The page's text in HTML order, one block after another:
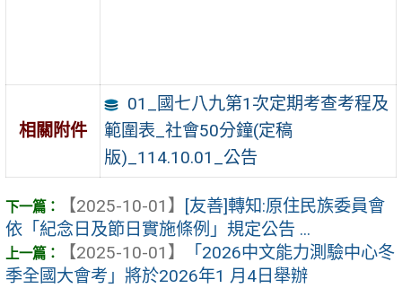
相關附件
01_國七八九第1次定期考查考程及
範圍表_社會50分鐘(定稿
版)_114.10.01_公告
【2025-10-01】 [友善]轉知:原住民族委員會
依「紀念日及節日實施條例」規定公告 ...
【2025-10-01】
「2026中文能力測驗中心冬
季全國大會考」將於2026年1 月4日舉辦